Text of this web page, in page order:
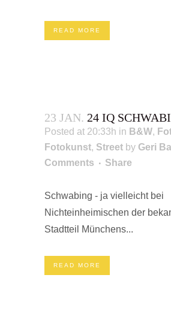
READ MORE
23 JAN. 24 IQ
Posted at 20:33h in B&W,
Fotokunst, Street by Geri
Comments
Share
Schwabing - ja vielleicht bei
Nichteinheimischen der
Stadtteil Münchens...
READ MORE